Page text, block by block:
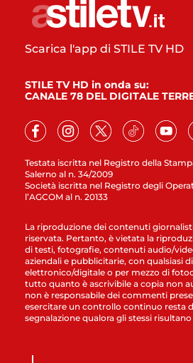
Testata iscritta nel Registro della
Salerno al n. 34/2009
Società iscritta nel Registro degli
l’AGCOM al n. 20133
Scarica l'app di STILE TV HD
STILE TV HD in onda su:
CANALE 78 DEL DIGITALE
La riproduzione dei contenuti
riservata. Pertanto, è vietata la
di testi, fotografie, contenuti audio/
aziendali e pubblicitarie, con qualsiasi
elettronico/digitale o per mezzo di
tutto quanto è ascrivibile a copia non
non è responsabile dei commenti
esercitare un controllo continuo resta
segnalazione qualora gli stessi